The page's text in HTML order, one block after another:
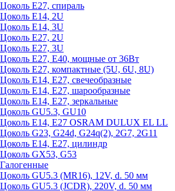
Цоколь Е27, спираль
Цоколь Е14, 2U
Цоколь Е14, 3U
Цоколь Е27, 2U
Цоколь Е27, 3U
Цоколь Е27, Е40, мощные от 36Вт
Цоколь Е27, компактные (5U, 6U, 8U)
Цоколь Е14, Е27, свечеобразные
Цоколь Е14, Е27, шарообразные
Цоколь Е14, Е27, зеркальные
Цоколь GU5.3, GU10
Цоколь Е14, Е27 OSRAM DULUX EL LL
Цоколь G23, G24d, G24q(2), 2G7, 2G11
Цоколь Е14, Е27, цилиндр
Цоколь GX53, G53
Галогенные
Цоколь GU5.3 (MR16), 12V, d. 50 мм
Цоколь GU5.3 (JCDR), 220V, d. 50 мм